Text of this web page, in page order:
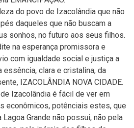
do povo de Izacolândia que não
daqueles que não buscam a
sonhos, no futuro aos seus filhos.
na esperança promissora e
com igualdade social e justiça a
essência, clara e cristalina, da
IZACOLÂNDIA NOVA CIDADE.
Izacolândia é fácil de ver em
econômicos, potênciais estes, que
Lagoa Grande não possui, não pela